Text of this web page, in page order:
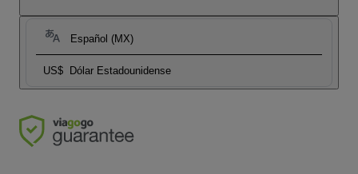
Español (MX)
US$ Dólar Estadounidense